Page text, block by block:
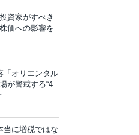
資家がすべき
価への影響を
「オリエンタル
が警戒する“4
当に増税ではな